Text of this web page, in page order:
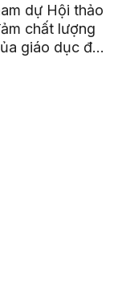
dự Hội thảo
chất lượng
giáo dục đại